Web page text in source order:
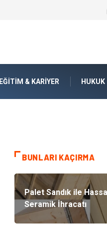
EĞITIM & KARIYER HUKUK
BUNLARI KAÇIRMA
Palet Sandık ile
Seramik İhracatı